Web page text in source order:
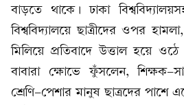
বাড়তে থাকে। ঢাকা
বিশ্ববিদ্যালয়ে ছাত্রীদের ওপর
মিলিয়ে প্রতিবাদে উত্তাল হয়ে
বাবারা ক্ষোভে ফুঁসলেন, শিক্ষক-
শ্রেণি-পেশার মানুষ ছাত্রদের পাশে